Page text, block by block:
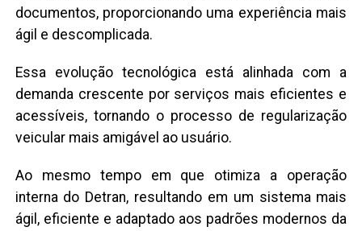
documentos, proporcionando uma experiência mais
ágil e descomplicada.
Essa evolução tecnológica está alinhada com a
demanda crescente por serviços mais eficientes e
acessíveis, tornando o processo de regularização
veicular mais amigável ao usuário.
Ao mesmo tempo em que otimiza a operação
interna do Detran, resultando em um sistema mais
ágil, eficiente e adaptado aos padrões modernos da